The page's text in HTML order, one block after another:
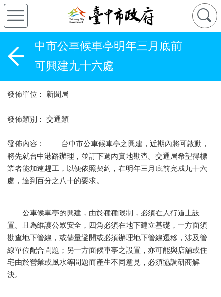
中市公車候車亭明年三月底前
可興建九十六處
發佈單位： 新聞局
發佈類別： 交通類
發佈內容： 台中市公車候車亭之興建，近期內將可啟動，
將先就台中港路辦理，並訂下週內實地勘查。交通局希望得標
業者能加速趕工，以便依照契約，在明年三月底前完成九十六
處，達到百分之八十的要求。
公車候車亭的興建，由於種種限制，必須在人行道上設
置。且為維護公眾安全，四角必須在地下建立基礎，一方面須
勘查地下管線，或儘量避開或必須辦理地下管線遷移，涉及管
線單位配合問題；另一方面候車亭之設置，亦可能與店舖或住
宅由於營業或風水等問題而產生不同意見，必須協調研商解
決。